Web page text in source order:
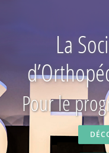
La
Pour le